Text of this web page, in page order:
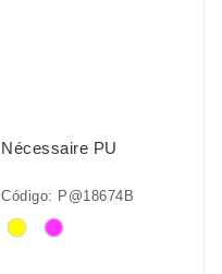
Nécessaire PU
Código: P@18674B